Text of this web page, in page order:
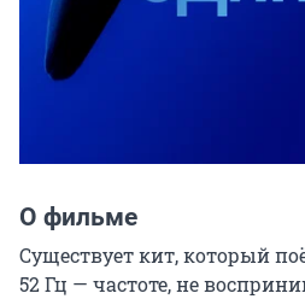
О фильме
Существует кит, который
52 Гц — частоте, не